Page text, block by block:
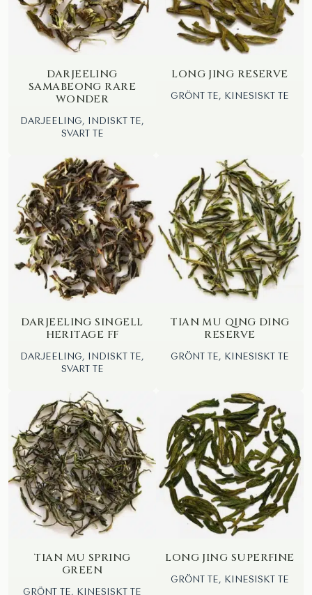
DARJEELING
SAMABEONG RARE
WONDER
DARJEELING, INDISKT TE,
SVART TE
LONG JING RESERVE
GRÖNT TE, KINESISKT TE
DARJEELING SINGELL
HERITAGE FF
DARJEELING, INDISKT TE,
SVART TE
TIAN MU QING DING
RESERVE
GRÖNT TE, KINESISKT TE
TIAN MU SPRING
GREEN
GRÖNT TE, KINESISKT TE
LONG JING SUPERFINE
GRÖNT TE, KINESISKT TE